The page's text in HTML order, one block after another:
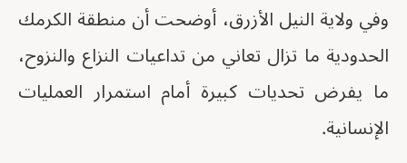
وفي ولاية النيل الأزرق، أوضحت أن منطقة الكرمك
الحدودية ما تزال تعاني من تداعيات النزاع والنزوح،
ما يفرض تحديات كبيرة أمام استمرار العمليات
الإنسانية.